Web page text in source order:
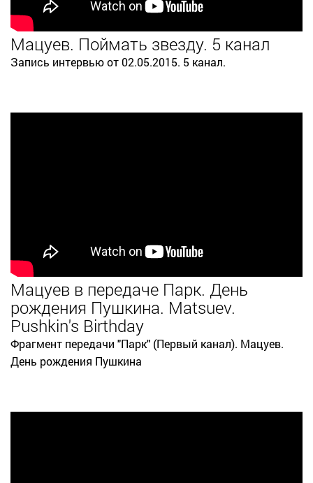
Мацуев. Поймать звезду. 5 канал
Запись интервью от 02.05.2015. 5 канал.
Мацуев в передаче Парк. День
рождения Пушкина. Matsuev.
Pushkin's Birthday
Фрагмент передачи "Парк" (Первый канал). Мацуев.
День рождения Пушкина